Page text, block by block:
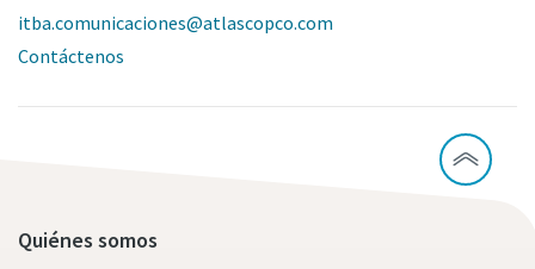
itba.comunicaciones@atlascopco.com
Contáctenos
Quiénes somos